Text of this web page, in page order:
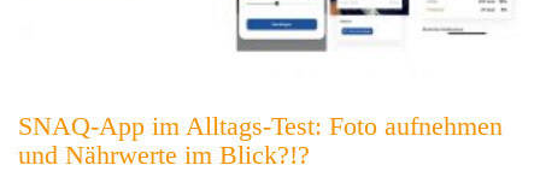
SNAQ-App im Alltags-Test: Foto aufnehmen
und Nährwerte im Blick?!?